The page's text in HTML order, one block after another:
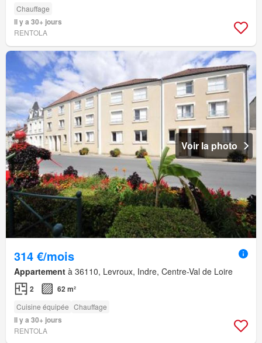
Chauffage
Il y a 30+ jours
RENTOLA
Voir la photo
314 €/mois
Appartement à 36110, Levroux, Indre, Centre-Val de Loire
2 62 m²
Cuisine équipée Chauffage
Il y a 30+ jours
RENTOLA